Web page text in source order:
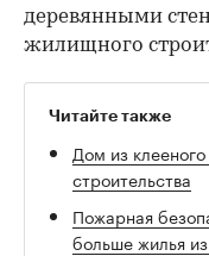
деревянными
жилищного
Читайте также
Дом из
строительства
Пожарная
больше жилья